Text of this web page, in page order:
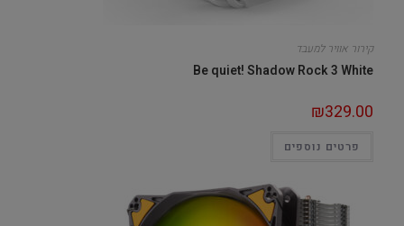
קירור אוויר למעבד
Be quiet! Shadow Rock 3 White
₪329.00
פרטים נוספים